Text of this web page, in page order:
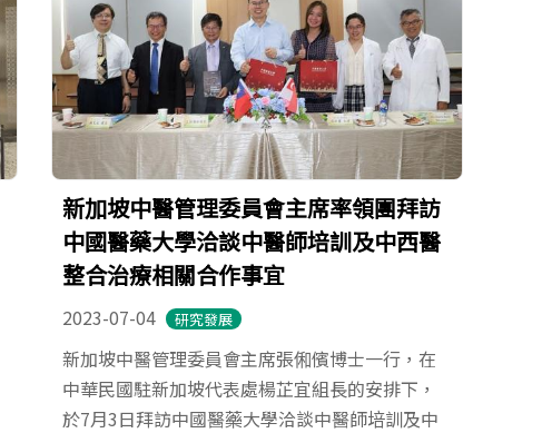
新加坡中醫管理委員會主席率領團拜訪
中國醫藥大學洽談中醫師培訓及中西醫
整合治療相關合作事宜
2023-07-04 研究發展
新加坡中醫管理委員會主席張俰儐博士一行，在
中華民國駐新加坡代表處楊芷宜組長的安排下，
於7月3日拜訪中國醫藥大學洽談中醫師培訓及中